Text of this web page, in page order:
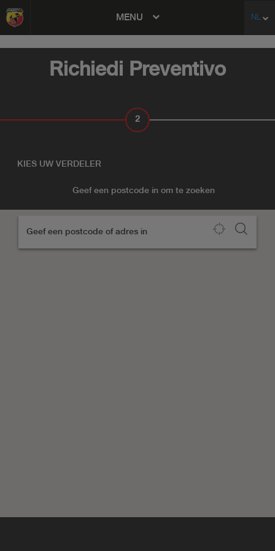
MENU NL
Richiedi Preventivo
2
KIES UW VERDELER
Geef een postcode in om te zoeken